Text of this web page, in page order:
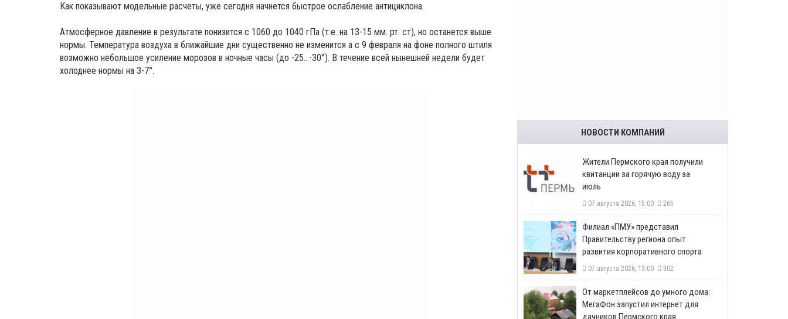
Как показывают модельные расчеты, уже сегодня начнется быстрое ослабление антициклона.
Атмосферное давление в результате понизится с 1060 до 1040 гПа (т.е. на 13-15 мм. рт. ст), но останется выше
нормы. Температура воздуха в ближайшие дни существенно не изменится а с 9 февраля на фоне полного штиля
возможно небольшое усиление морозов в ночные часы (до -25…-30°). В течение всей нынешней недели будет
холоднее нормы на 3-7°.
НОВОСТИ КОМПАНИЙ
​Жители Пермского края получили
квитанции за горячую воду за
июль
07 августа 2026, 15:00 265
​Филиал «ПМУ» представил
Правительству региона опыт
развития корпоративного спорта
07 августа 2026, 13:00 302
От маркетплейсов до умного дома:
МегаФон запустил интернет для
дачников Пермского края